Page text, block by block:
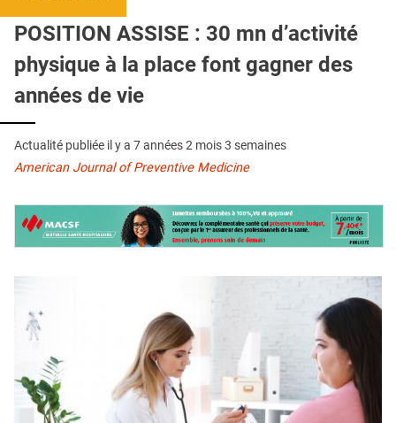
CRÉDITS
POSITION ASSISE : 30 mn d’activité
physique à la place font gagner des
années de vie
Actualité publiée il y a 7 années 2 mois 3 semaines
American Journal of Preventive Medicine